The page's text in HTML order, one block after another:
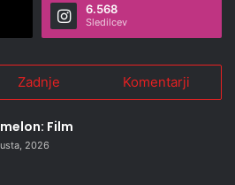
6.568
Sledilcev
Zadnje Komentarji
Film
2026